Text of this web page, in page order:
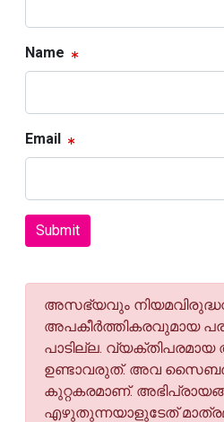
Name
Email
Submit
അസഭ്യവും
അപകീര്‍ത്തികരവുമായ
പാടില്ല.
ഉണ്ടാവരുത്. അവ സൈബര്‍
കുറ്റകരമാണ്.
എഴുതുന്നയാളുടേത്